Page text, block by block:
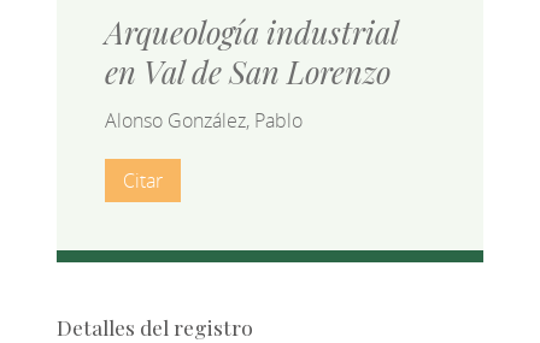
Arqueología industrial
en Val de San Lorenzo
Alonso González, Pablo
Citar
Detalles del registro